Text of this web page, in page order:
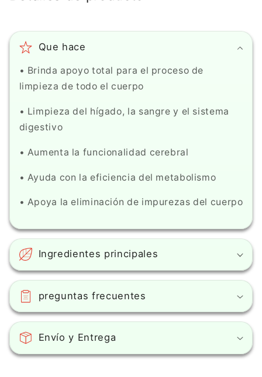
Que hace
• Brinda apoyo total para el proceso de
limpieza de todo el cuerpo
• Limpieza del hígado, la sangre y el sistema
digestivo
• Aumenta la funcionalidad cerebral
• Ayuda con la eficiencia del metabolismo
• Apoya la eliminación de impurezas del cuerpo
Ingredientes principales
preguntas frecuentes
Envío y Entrega